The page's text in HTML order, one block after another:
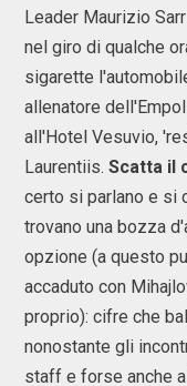
Leader Maurizio
nel giro di qualche
sigarette
allenatore
all'Hotel Vesuvio,
Laurentiis. Scatta il
certo si parlano e si
trovano una bozza
opzione (a questo
accaduto con
proprio): cifre che
nonostante gli
staff e forse anche